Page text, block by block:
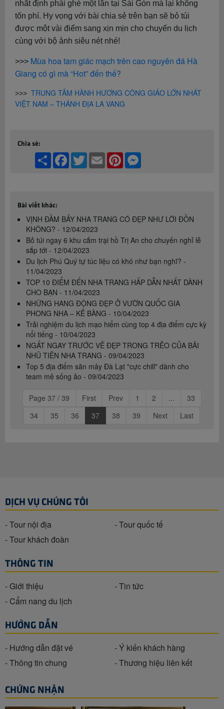
nhất định phải ghé một lần tại Sài Gòn mà lại không
tốn phí. Hy vọng với bài chia sẻ trên bạn sẽ bỏ túi
được một vài điểm sang xịn mịn cho chuyến du lịch
cùng với bộ ảnh siêu nét nhé!
>>> Mùa hoa tam giác mạch trên cao nguyên đá Hà
Giang có gì mà “Hot” đến thế?
>>> TRUNG TÂM HÀNH HƯƠNG CÔNG GIÁO LỚN NHÁT
VIỆT NAM – THÁNH ĐỊA LA VANG
Chia sẻ:
Share Facebook
TwitterEmail Pinterest
Bài viết khác:
VỊNH ĐẦM BẤY NHA TRANG CÓ ĐẸP NHƯ LỜI ĐỒN
KHÔNG? - 12/04/2023
Bỏ túi ngay 6 khu cắm trại hồ Trị An cho chuyến nghỉ lễ
sắp tới - 12/04/2023
Du lịch Phú Quý tự túc liệu có khó như bạn nghĩ? -
11/04/2023
TOP 10 ĐIỂM ĐẾN NHA TRANG HẤP DẪN NHẤT DÀNH
CHO BẠN - 11/04/2023
NHỮNG HANG ĐỘNG ĐẸP Ở VƯỜN QUỐC GIA
PHONG NHA – KẺ BÀNG - 10/04/2023
Trải nghiệm du lịch mạo hiểm cùng top 4 địa điểm cực kỳ
nổi tiếng - 10/04/2023
NGẤT NGAY TRƯỚC VẺ ĐẸP TRONG TRẺO CỦA BÃI
NHŨ TIÊN NHA TRANG - 09/04/2023
Top 5 địa điểm săn mây Đà Lạt "cực chill" dành cho
team mê sống ảo - 09/04/2023
Page 37 / 39 First Prev 1 2 ...
33
34
35 36 37 38 39 Next Last
DỊCH VỤ CHÚNG TÔI
- Tour nội địa
- Tour quốc tế
- Tour khách đoàn
THÔNG TIN
- Giới thiệu
- Tin tức
- Cẩm nang du lịch
HƯỚNG DẪN
- Hướng dẫn đặt vé
- Ý kiến khách hàng
- Thông tin chung
- Thương hiệu liên kết
CHỨNG NHẬN